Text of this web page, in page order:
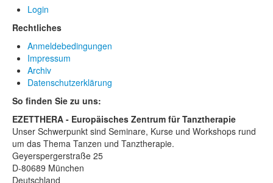
Login
Rechtliches
Anmeldebedingungen
Impressum
Archiv
Datenschutzerklärung
So finden Sie zu uns:
EZETTHERA - Europäisches Zentrum für Tanztherapie
Unser Schwerpunkt sind Seminare, Kurse und Workshops rund
um das Thema Tanzen und Tanztherapie.
Geyerspergerstraße 25
D-80689 München
Deutschland